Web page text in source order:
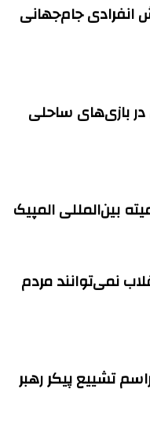
انفرادی جام‌جهانی
ایران در بازی‌های ساحلی
بین‌المللی المپیک
نمی‌توانند مردم
تشییع پیکر رهبر